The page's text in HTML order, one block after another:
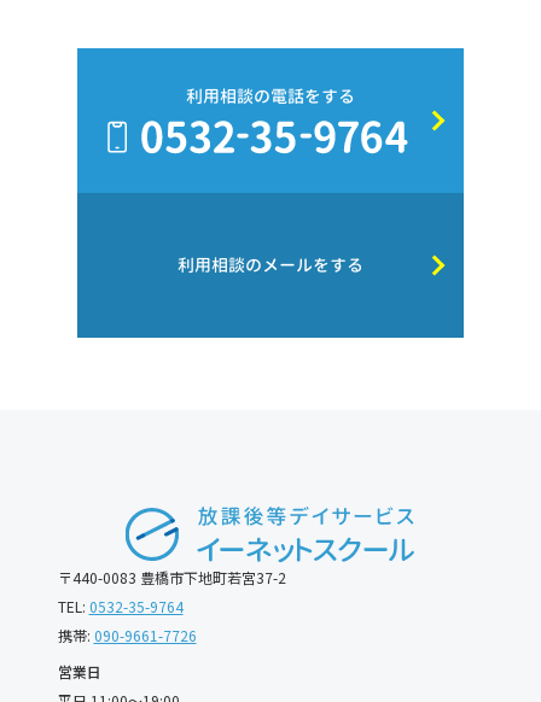
利用相談の電話をする
利用相談のメールをする
〒440-0083 豊橋市下地町若宮37-2
TEL: 0532-35-9764
携帯: 090-9661-7726
営業日